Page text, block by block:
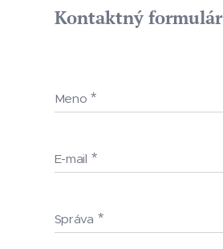
Kontaktný formulár
Meno
E-mail
Správa